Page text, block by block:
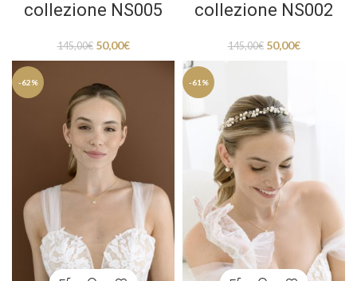
collezione NS005
145,00€ 50,00€
collezione NS002
145,00€ 50,00€
-62% -61%